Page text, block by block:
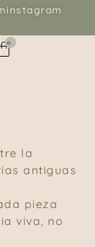
instagram
0
la
antiguas
pieza
viva, no